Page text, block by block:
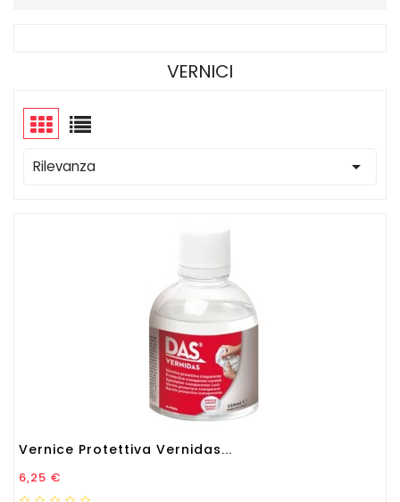
VERNICI
Rilevanza 
Vernice Protettiva Vernidas...
Prezzo
6,25 €